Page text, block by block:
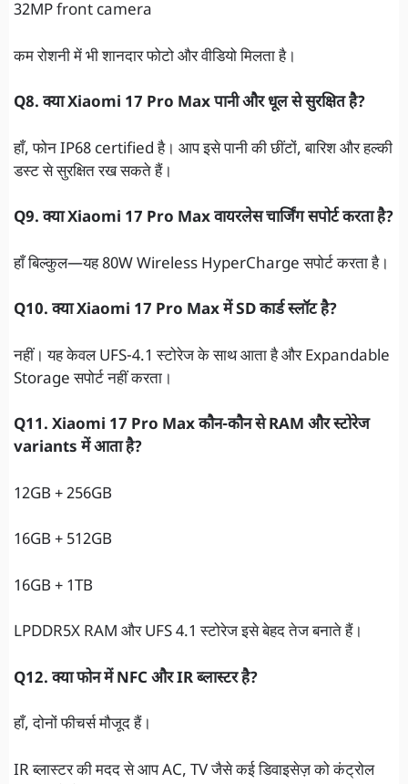
32MP front camera
कम रोशनी में भी शानदार फोटो और वीडियो मिलता है।
Q8. क्या Xiaomi 17 Pro Max पानी और धूल से सुरक्षित है?
हाँ, फोन IP68 certified है। आप इसे पानी की छींटों, बारिश और हल्की
डस्ट से सुरक्षित रख सकते हैं।
Q9. क्या Xiaomi 17 Pro Max वायरलेस चार्जिंग सपोर्ट करता है?
हाँ बिल्कुल—यह 80W Wireless HyperCharge सपोर्ट करता है।
Q10. क्या Xiaomi 17 Pro Max में SD कार्ड स्लॉट है?
नहीं। यह केवल UFS-4.1 स्टोरेज के साथ आता है और Expandable
Storage सपोर्ट नहीं करता।
Q11. Xiaomi 17 Pro Max कौन-कौन से RAM और स्टोरेज
variants में आता है?
12GB + 256GB
16GB + 512GB
16GB + 1TB
LPDDR5X RAM और UFS 4.1 स्टोरेज इसे बेहद तेज बनाते हैं।
Q12. क्या फोन में NFC और IR ब्लास्टर है?
हाँ, दोनों फीचर्स मौजूद हैं।
IR ब्लास्टर की मदद से आप AC, TV जैसे कई डिवाइसेज़ को कंट्रोल